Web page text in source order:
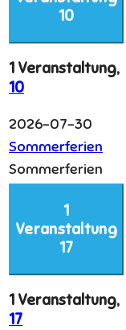
10
1 Veranstaltung,
10
2026-07-30
Sommerferien
Sommerferien
1
Veranstaltung
17
1 Veranstaltung,
17